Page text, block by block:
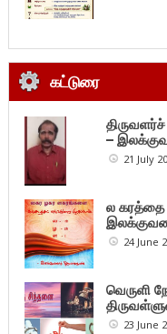
கட்டுரை
–
21 July
ல கரத்தை
24 June
வெருளி
23 June